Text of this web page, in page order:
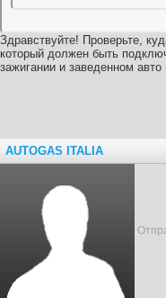
Здравствуйте! Проверьте,
который должен быть
зажигании и заведенном
AUTOGAS ITALIA